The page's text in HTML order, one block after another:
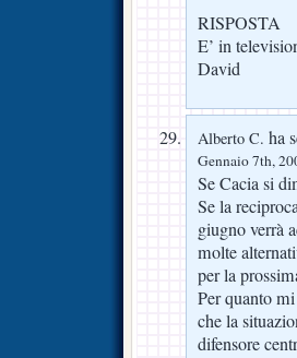
RISPOSTA
E’ in
David
Alberto C. ha
Gennaio 7th,
Se Cacia si
Se la
giugno verrà
molte
per la
Per quanto
che la
difensore